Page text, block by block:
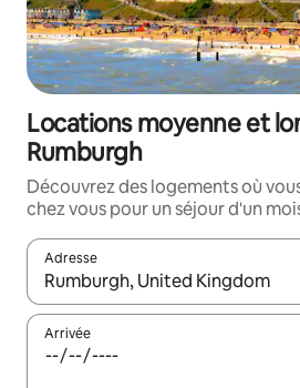
Locations moyenne et
Rumburgh
Découvrez des logements où
chez vous pour un séjour d'un
Adresse
Lorsque les résultats s'affichent,
Arrivée